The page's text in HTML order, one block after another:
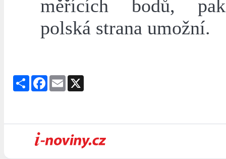
měřících bodů,
polská strana umožní.
Share Facebook
Email